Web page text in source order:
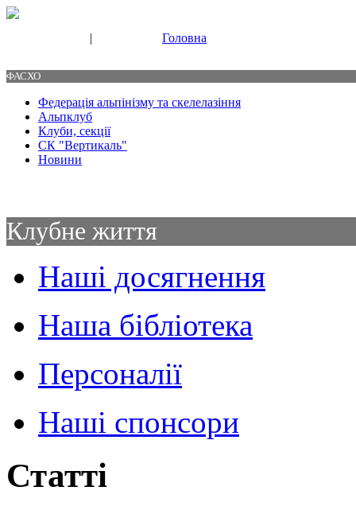
| Головна
ФАСХО
Федерація альпінізму та скелелазіння
Альпклуб
Клуби, секції
СК "Вертикаль"
Новини
Клубне життя
Наші досягнення
Наша бібліотека
Персоналії
Наші спонсори
Статті